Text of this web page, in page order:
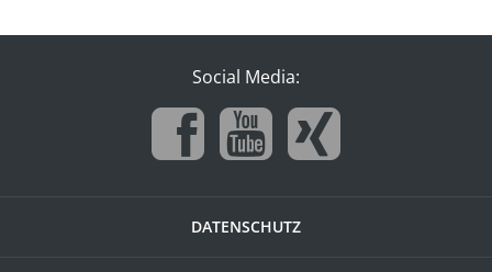
Social Media:
DATENSCHUTZ